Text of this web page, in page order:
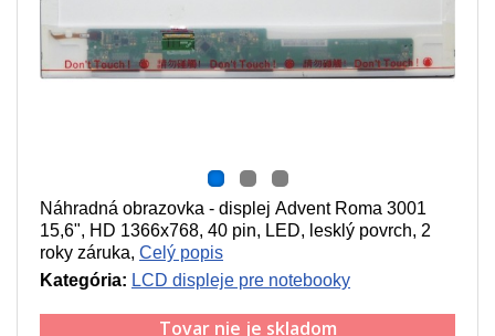
Náhradná obrazovka - displej Advent Roma 3001
15,6", HD 1366x768, 40 pin, LED, lesklý povrch, 2
roky záruka, Celý popis
Kategória: LCD displeje pre notebooky
Tovar nie je skladom